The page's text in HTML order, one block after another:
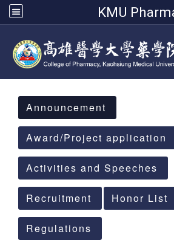
KMU
:::
Announcement
Award/Project application
Activities and Speeches
Recruitment Honor List
Regulations